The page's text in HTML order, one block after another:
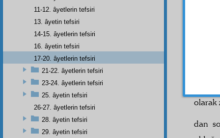
bir
olarak
dan
11-12. âyetlerin tefsiri
13. âyetin tefsiri
14-15. âyetlerin tefsiri
16. âyetin tefsiri
17-20. âyetlerin tefsiri
21-22. âyetlerin tefsiri
23-24. âyetlerin tefsiri
25. âyetin tefsiri
26-27. âyetlerin tefsiri
28. âyetin tefsiri
29. âyetin tefsiri